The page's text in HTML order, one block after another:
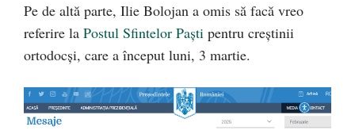
Pe de altă parte, Ilie Bolojan a omis să facă vreo
referire la Postul Sfintelor Paști pentru creștinii
ortodocși, care a început luni, 3 martie.